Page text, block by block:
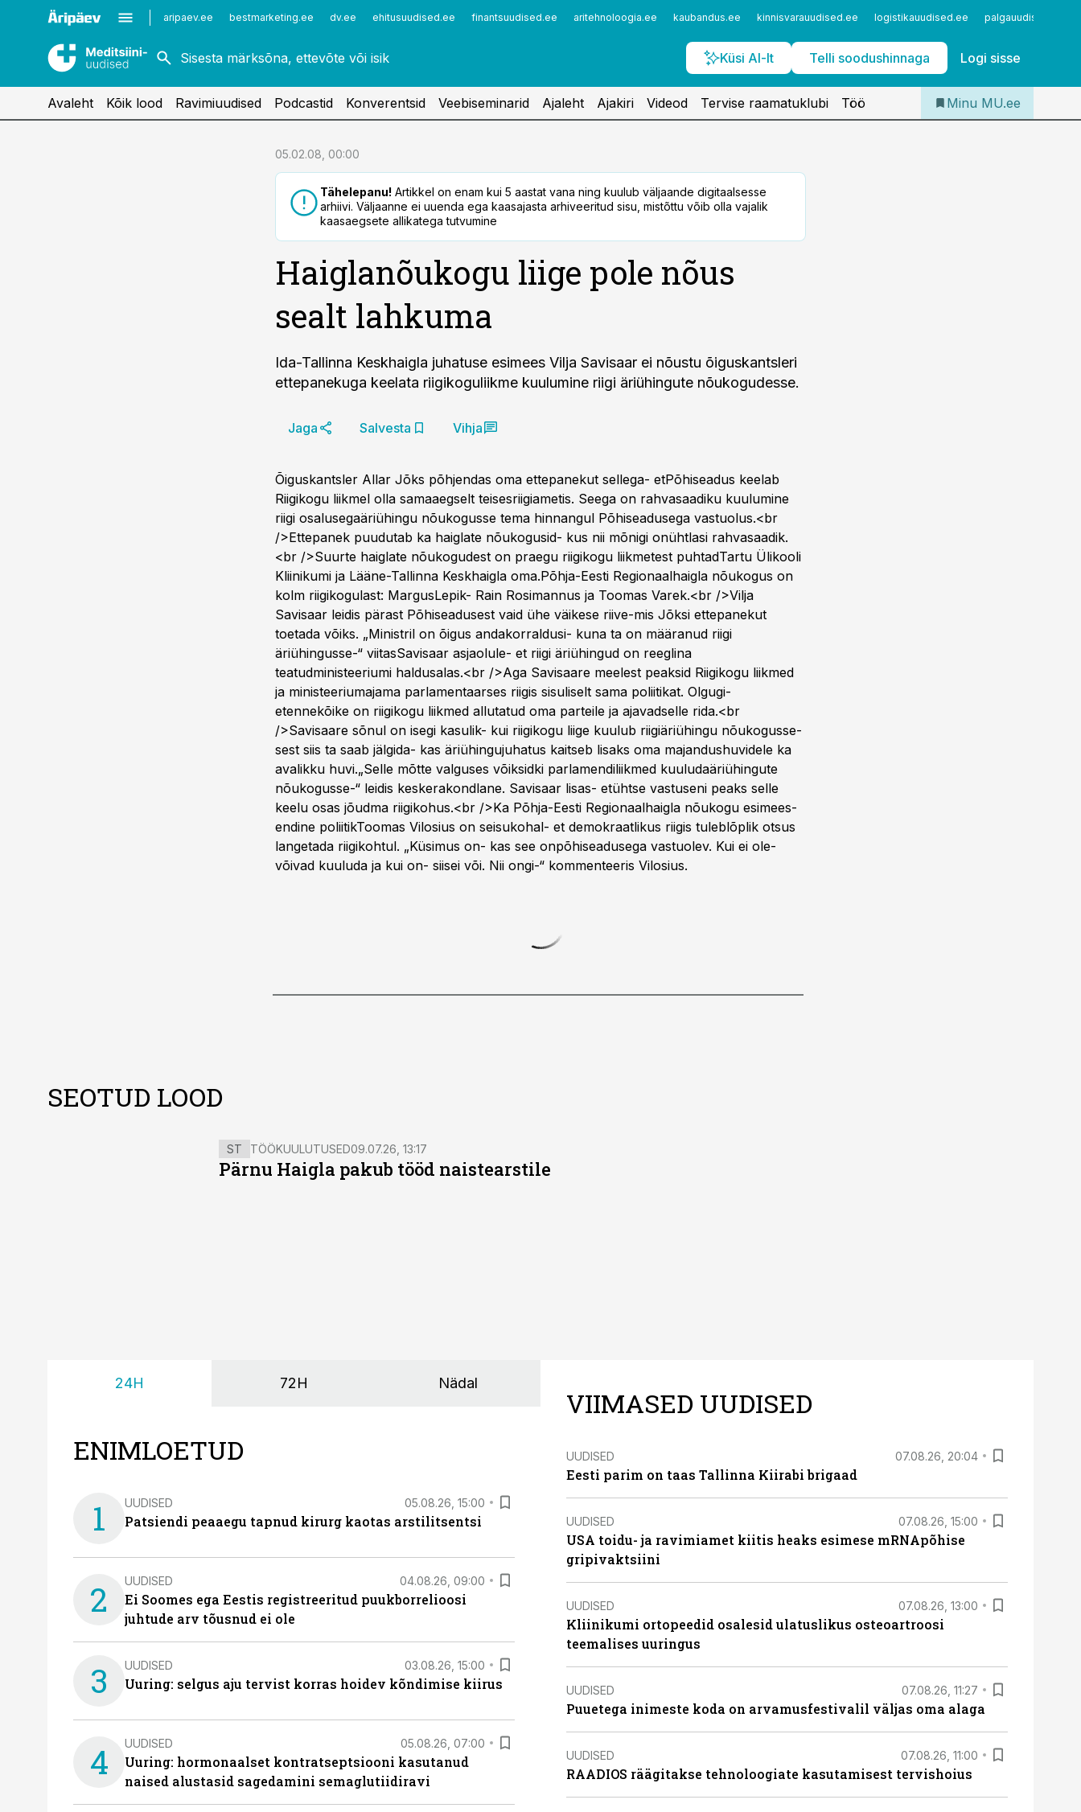
aripaev.ee bestmarketing.ee dv.ee ehitusuudised.ee finantsuudised.ee aritehnoloogia.ee kaubandus.ee kinnisvarauudised.ee logistikauudised.ee palgauudised.ee
Küsi AI-lt Telli soodushinnaga Logi sisse
Kirurgia
Naistehaigused
Vaktsineerimine
Iseteenindus
Telli Meditsiiniuudised
Avaleht Kõik lood Ravimiuudised Podcastid Konverentsid Veebiseminarid Ajaleht Ajakiri Videod Tervise raamatuklubi Töö Minu MU.ee
05.02.08, 00:00
Tähelepanu! Artikkel on enam kui 5 aastat vana ning kuulub väljaande digitaalsesse
arhiivi. Väljaanne ei uuenda ega kaasajasta arhiveeritud sisu, mistõttu võib olla vajalik
kaasaegsete allikatega tutvumine
Haiglanõukogu liige pole nõus
sealt lahkuma
Ida-Tallinna Keskhaigla juhatuse esimees Vilja Savisaar ei nõustu õiguskantsleri
ettepanekuga keelata riigikoguliikme kuulumine riigi äriühingute nõukogudesse.
Jaga Salvesta Vihja
Õiguskantsler Allar Jõks põhjendas oma ettepanekut sellega- etPõhiseadus keelab
Riigikogu liikmel olla samaaegselt teisesriigiametis. Seega on rahvasaadiku kuulumine
riigi osalusegaäriühingu nõukogusse tema hinnangul Põhiseadusega vastuolus.<br
/>Ettepanek puudutab ka haiglate nõukogusid- kus nii mõnigi onühtlasi rahvasaadik.
<br />Suurte haiglate nõukogudest on praegu riigikogu liikmetest puhtadTartu Ülikooli
Kliinikumi ja Lääne-Tallinna Keskhaigla oma.Põhja-Eesti Regionaalhaigla nõukogus on
kolm riigikogulast: MargusLepik- Rain Rosimannus ja Toomas Varek.<br />Vilja
Savisaar leidis pärast Põhiseadusest vaid ühe väikese riive-mis Jõksi ettepanekut
toetada võiks. „Ministril on õigus andakorraldusi- kuna ta on määranud riigi
äriühingusse-“ viitasSavisaar asjaolule- et riigi äriühingud on reeglina
teatudministeeriumi haldusalas.<br />Aga Savisaare meelest peaksid Riigikogu liikmed
ja ministeeriumajama parlamentaarses riigis sisuliselt sama poliitikat. Olgugi-
etennekõike on riigikogu liikmed allutatud oma parteile ja ajavadselle rida.<br
/>Savisaare sõnul on isegi kasulik- kui riigikogu liige kuulub riigiäriühingu nõukogusse-
sest siis ta saab jälgida- kas äriühingujuhatus kaitseb lisaks oma majandushuvidele ka
avalikku huvi.„Selle mõtte valguses võiksidki parlamendiliikmed kuuludaäriühingute
nõukogusse-“ leidis keskerakondlane. Savisaar lisas- etühtse vastuseni peaks selle
keelu osas jõudma riigikohus.<br />Ka Põhja-Eesti Regionaalhaigla nõukogu esimees-
endine poliitikToomas Vilosius on seisukohal- et demokraatlikus riigis tuleblõplik otsus
langetada riigikohtul. „Küsimus on- kas see onpõhiseadusega vastuolev. Kui ei ole-
võivad kuuluda ja kui on- siisei või. Nii ongi-“ kommenteeris Vilosius.
SEOTUD LOOD
ST TÖÖKUULUTUSED09.07.26, 13:17
Pärnu Haigla pakub tööd naistearstile
24H 72H Nädal
ENIMLOETUD
1 UUDISED 05.08.26, 15:00
Patsiendi peaaegu tapnud kirurg kaotas arstilitsentsi
2 UUDISED 04.08.26, 09:00
Ei Soomes ega Eestis registreeritud puukborrelioosi
juhtude arv tõusnud ei ole
3 UUDISED 03.08.26, 15:00
Uuring: selgus aju tervist korras hoidev kõndimise kiirus
4 UUDISED 05.08.26, 07:00
Uuring: hormonaalset kontratseptsiooni kasutanud
naised alustasid sagedamini semaglutiidiravi
VIIMASED UUDISED
UUDISED 07.08.26, 20:04
Eesti parim on taas Tallinna Kiirabi brigaad
UUDISED 07.08.26, 15:00
USA toidu- ja ravimiamet kiitis heaks esimese mRNApõhise
gripivaktsiini
UUDISED 07.08.26, 13:00
Kliinikumi ortopeedid osalesid ulatuslikus osteoartroosi
teemalises uuringus
UUDISED 07.08.26, 11:27
Puuetega inimeste koda on arvamusfestivalil väljas oma alaga
UUDISED 07.08.26, 11:00
RAADIOS räägitakse tehnoloogiate kasutamisest tervishoius